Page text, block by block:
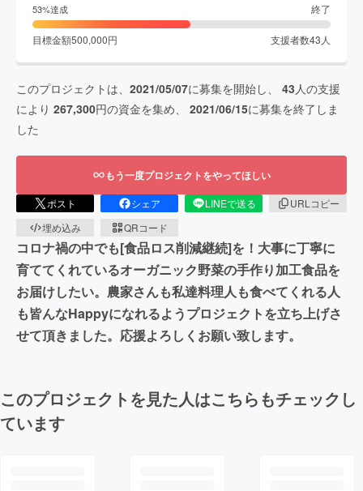
53%達成 終了
目標金額500,000円 支援者数43 人
このプロジェクトは、 2021/05/07に募集を開始し、 43人の支援
により 267,300円の資金を集め、 2021/06/15に募集を終了しま
した
もう一度プロジェクトをやってほしい
ポスト シェア LINEで送る
URLコピー
埋め込み
QRコード
コロナ禍の中でも[食品ロス削減継続]を！大事に丁寧に
育ててくれているオーガニック野菜の手作り加工食品を
お届けしたい。農家さんも私達料理人も食べてくれる人
も皆んなHappyになれるようプロジェクトを立ち上げさ
せて頂きました。応援よろしくお願い致します。
このプロジェクトを見た人はこちらもチェックし
ています